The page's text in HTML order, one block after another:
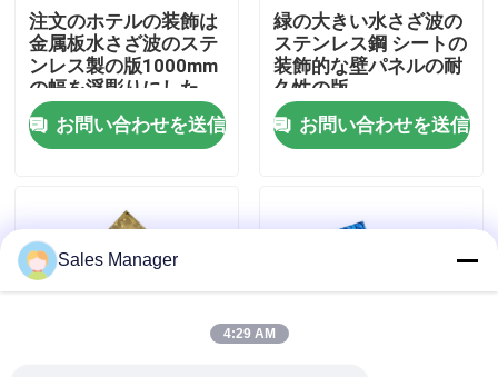
会社案内
品質管理
お問い合わせ
ニュース
すべての場合
注文のホテルの装飾は
金属板水さざ波のステ
ンレス製の版1000mm
の幅を浮彫りにした
お問い合わせを送信
緑の大きい水さざ波の
ステンレス鋼 シートの
装飾的な壁パネルの耐
久性の版
お問い合わせを送信
Sales Manager
4:29 AM